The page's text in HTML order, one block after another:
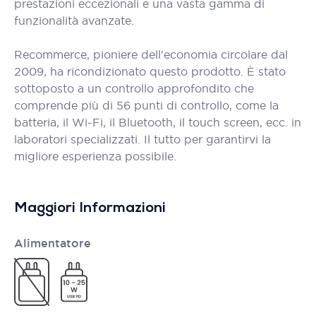
prestazioni eccezionali e una vasta gamma di
funzionalità avanzate.
Recommerce, pioniere dell'economia circolare dal
2009, ha ricondizionato questo prodotto. È stato
sottoposto a un controllo approfondito che
comprende più di 56 punti di controllo, come la
batteria, il Wi-Fi, il Bluetooth, il touch screen, ecc. in
laboratori specializzati. Il tutto per garantirvi la
migliore esperienza possibile.
Maggiori Informazioni
Alimentatore